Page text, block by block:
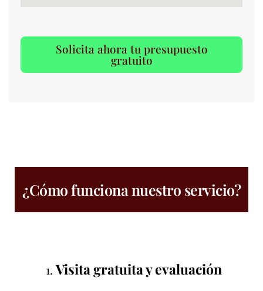
Solicita ahora tu presupuesto
gratuito
¿Cómo funciona nuestro servicio?
Visita gratuita y evaluación